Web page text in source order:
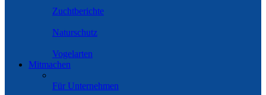
Zuchtberichte
Naturschutz
Vogelarten
Mitmachen
Für Unternehmen